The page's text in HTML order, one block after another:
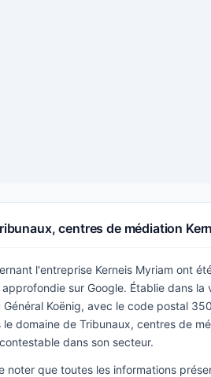
centres de médiation
l'entreprise Kerneis Myriam ont
sur Google. Établie dans la
Général Koënig, avec le code postal
le domaine de Tribunaux, centres de
dans son secteur.
noter que toutes les informations